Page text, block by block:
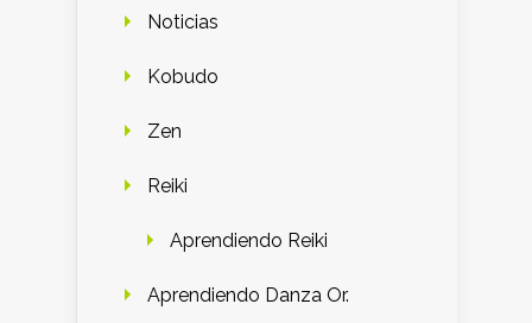
Noticias
Kobudo
Zen
Reiki
Aprendiendo Reiki
Aprendiendo Danza Or.